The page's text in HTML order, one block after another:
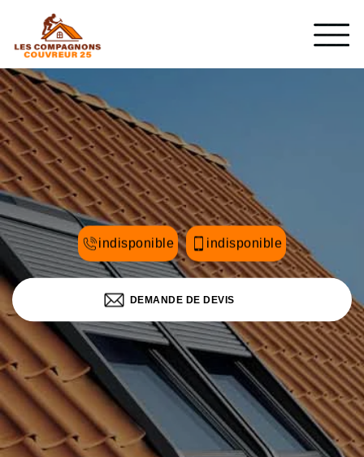
indisponible indisponible
DEMANDE DE DEVIS